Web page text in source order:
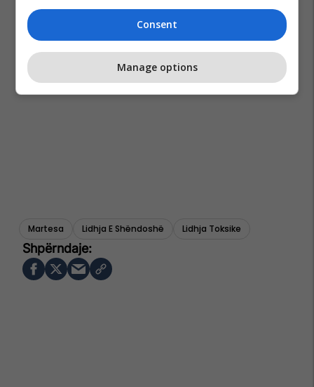
Martesa Lidhja E Shëndoshë Lidhja Toksike
Consent
Manage options